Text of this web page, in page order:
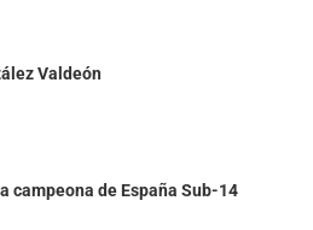
Valdeón
campeona de España Sub-14